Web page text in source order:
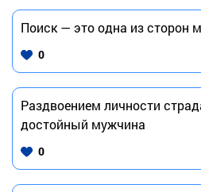
Поиск — это одна из сторон
0
Раздвоением личности
достойный мужчина
0